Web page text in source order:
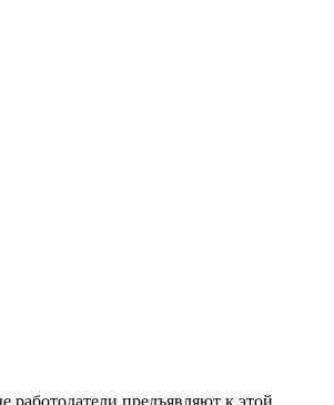
предъявляют к этой